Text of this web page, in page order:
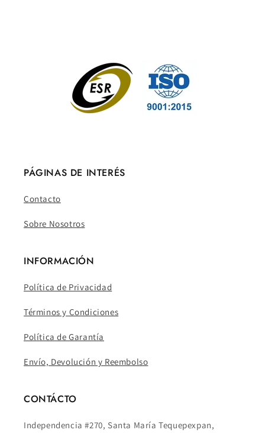
PÁGINAS DE INTERÉS
Contacto
Sobre Nosotros
INFORMACIÓN
Política de Privacidad
Términos y Condiciones
Política de Garantía
Envío, Devolución y Reembolso
CONTÁCTO
Independencia #270, Santa María Tequepexpan,